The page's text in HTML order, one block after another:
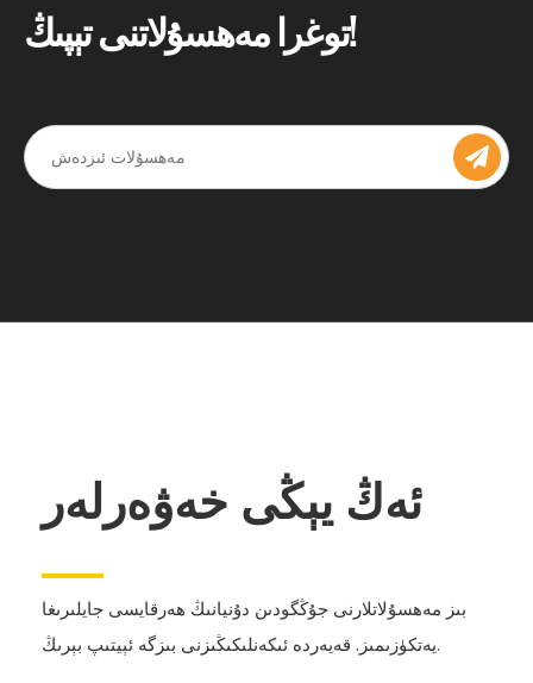
توغرا مەھسۇلاتنى تېپىڭ!
ئەڭ يېڭى خەۋەرلەر
بىز مەھسۇلاتلارنى جۇڭگودىن دۇنيانىڭ ھەرقايسى جايلىرىغا
يەتكۈزىمىز. قەيەردە ئىكەنلىكىڭىزنى بىزگە ئېيتىپ بېرىڭ.